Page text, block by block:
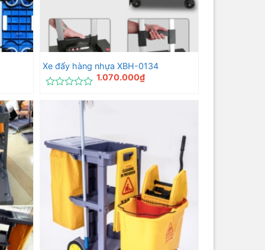
Xe đẩy hàng nhựa XBH-0134
sao
1.070.000₫